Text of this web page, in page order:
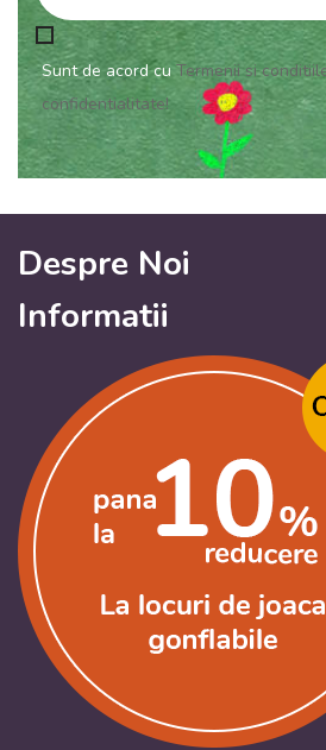
Sunt de acord cuTermenii si
confidentialitate!
Despre Noi
Informatii